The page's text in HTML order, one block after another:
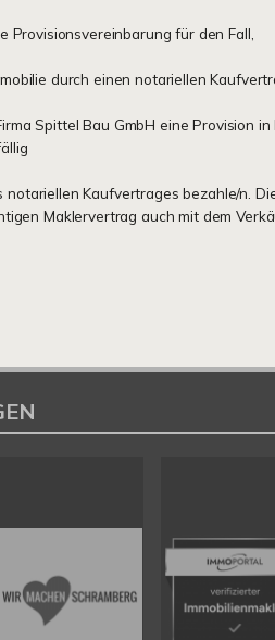
Provisionsvereinbarung für den Fall,
durch einen notariellen
Spittel Bau GmbH eine Provision
notariellen Kaufvertrages bezahle/n.
Maklervertrag auch mit dem